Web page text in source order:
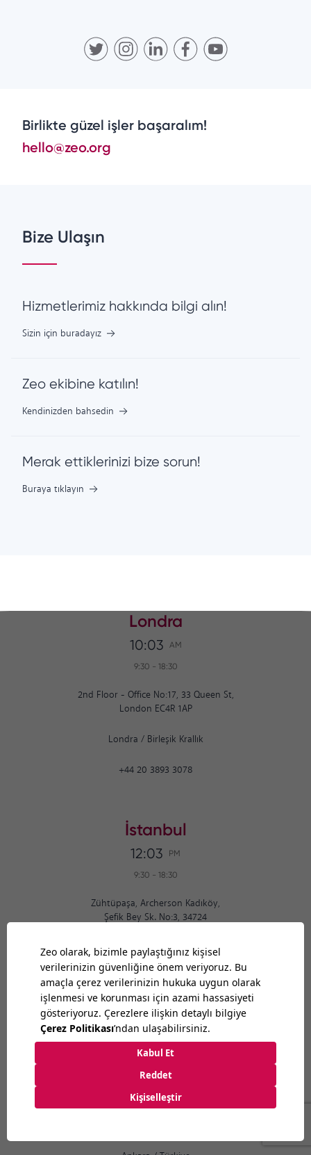
Birlikte güzel işler başaralım!
hello@zeo.org
Bize Ulaşın
Hizmetlerimiz hakkında bilgi alın!
Sizin için buradayız
Zeo ekibine katılın!
Kendinizden bahsedin
Merak ettiklerinizi bize sorun!
Buraya tıklayın
Londra
10:03 AM
9:30 - 18:30
2nd Floor - Office No:17, 33 Queen St,
London EC4R 1AP
Londra / Birleşik Krallık
+44 20 3893 3078
İstanbul
12:03 PM
9:30 - 18:30
Zühtüpaşa, Archerson Kadıköy,
Şefik Bey Sk. No:3, 34724
İstanbul/Türkiye
+90 216 336 90 37
Ankara
12:03
Bilkent Cyberpark 1606. Cad.